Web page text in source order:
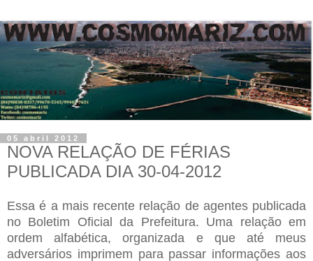
05 abril 2012
NOVA RELAÇÃO DE FÉRIAS
PUBLICADA DIA 30-04-2012
Essa é a mais recente relação de agentes publicada
no Boletim Oficial da Prefeitura. Uma relação em
ordem alfabética, organizada e que até meus
adversários imprimem para passar informações aos